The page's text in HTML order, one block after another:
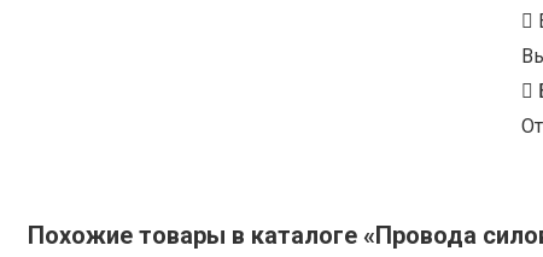
Похожие товары в каталоге «Провода